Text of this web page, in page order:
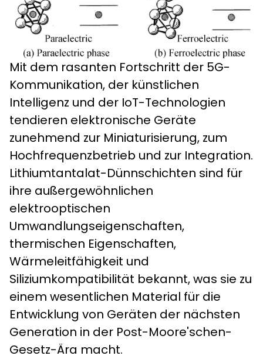
Mit dem rasanten Fortschritt der 5G-
Kommunikation, der künstlichen
Intelligenz und der IoT-Technologien
tendieren elektronische Geräte
zunehmend zur Miniaturisierung, zum
Hochfrequenzbetrieb und zur Integration.
Lithiumtantalat-Dünnschichten sind für
ihre außergewöhnlichen
elektrooptischen
Umwandlungseigenschaften,
thermischen Eigenschaften,
Wärmeleitfähigkeit und
Siliziumkompatibilität bekannt, was sie zu
einem wesentlichen Material für die
Entwicklung von Geräten der nächsten
Generation in der Post-Moore'schen-
Gesetz-Ära macht.